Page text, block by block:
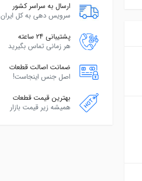
ارسال به سراسر کشور
سرویس دهی به کل ایران
پشتیبانی 24 ساعته
هر زمانی تماس بگیرید
ضمانت اصالت قطعات
اصل جنس اینجاست!
بهترین قیمت قطعات
همیشه زیر قیمت بازار